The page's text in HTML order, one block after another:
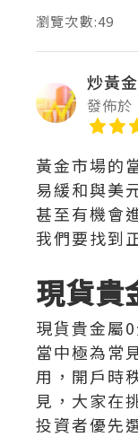
瀏覽次數:49
炒黃
發佈
黃金市場的
易緩和與美
甚至有機會
我們要找到
現貨貴
現貨貴金屬
當中極為常
用，開戶時
見，大家在
投資者優先